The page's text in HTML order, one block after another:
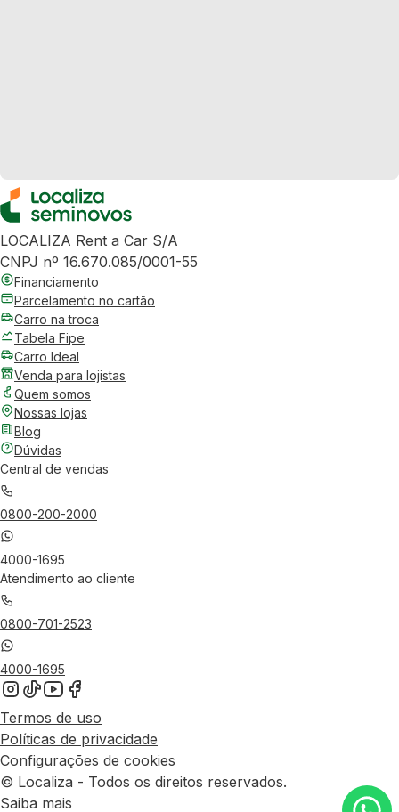
LOCALIZA Rent a Car S/A
CNPJ nº 16.670.085/0001-55
Financiamento
Parcelamento no cartão
Carro na troca
Tabela Fipe
Carro Ideal
Venda para lojistas
Quem somos
Nossas lojas
Blog
Dúvidas
Central de vendas
0800-200-2000
4000-1695
Atendimento ao cliente
0800-701-2523
4000-1695
Termos de uso
Políticas de privacidade
Configurações de cookies
© Localiza - Todos os direitos reservados.
Saiba mais